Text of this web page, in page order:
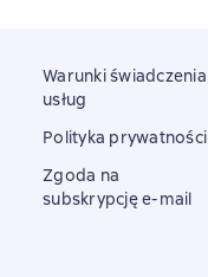
Warunki świadczenia
usług
Polityka prywatności
Zgoda na
subskrypcję e-mail